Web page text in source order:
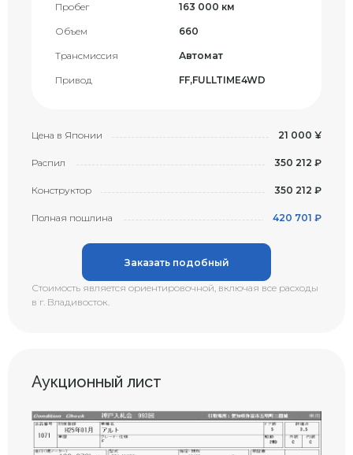
Пробег 163 000 км
Объем 660
Трансмиссия Автомат
Привод FF,FULLTIME4WD
Цена в Японии 21 000 ¥
Распил 350 212 ₽
Конструктор 350 212 ₽
Полная пошлина 420 701 ₽
Стоимость является ориентировочной, включая все расходы
в г. Владивосток.
Заказать подобный
Аукционный лист